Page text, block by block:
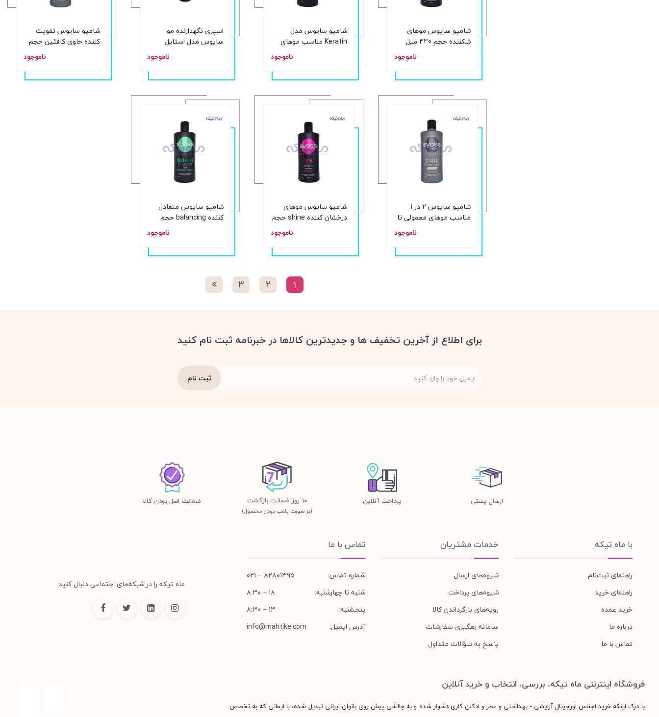
شامپو سایوس موهای
شکننده حجم 440 میل
ناموجود
شامپو سایوس مدل
Keratin مناسب موهای
ناموجود
اسپری نگهدارنده مو
سایوس مدل استایل
پلکس 48 ساعته حجمناموجود
شامپو سایوس تقویت
کننده حاوی کافئین حجم
ناموجود
شامپو سایوس 2 در 1
مناسب موهای معمولی تا
ناموجود
شامپو سایوس موهای
درخشان کننده shine حجم
ناموجود
شامپو سایوس متعادل
کننده balancing حجم
ناموجود
1
2
3
برای اطلاع از آخرین تخفیف ها و جدیدترین کالاها در خبرنامه ثبت نام کنید
ارسال پستی پرداخت آنلاین ١٠ روز ضمانت بازگشت
(در صورت پلمب بودن محصول)
ضمانت اصل بودن کالا
با ماه تیکه
راهنمای ثبت‌نام
راهنمای خرید
خرید عمده
درباره ما
تماس با ما
خدمات مشتریان
شیوه‌های ارسال
شیوه‌های پرداخت
رویه‌های بازگرداندن کالا
سامانه رهگیری سفارشات
پاسخ به سؤالات متداول
تماس با ما
شماره تماس:
۸۲۸۰۱۳۹۵ − ۰۲۱
شنبه تا چهارشنبه:
۱۸ − ۸:۳۰
پنجشنبه:
۱۳ − ۸:۳۰
آدرس ایمیل:
info@mahtike.com
ماه تیکه را در شبکه‌های اجتماعی دنبال کنید:
فروشگاه اینترنتی ماه تیکه، بررسی، انتخاب و خرید آنلاین
با درک اینکه خرید اجناس اورجینال آرایشی - بهداشتی و عطر و ادکلن کاری دشوار شده و به چالشی پیش روی بانوان ایرانی تبدیل شده، با ایمانی که به تخصص